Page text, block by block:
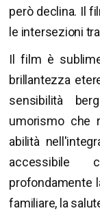
però declina. Il
le intersezioni
Il film è
brillantezza
sensibilità
umorismo che
abilità
accessibile
profondamente
familiare, la